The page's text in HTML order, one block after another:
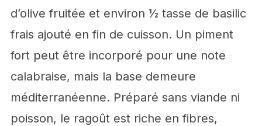
d’olive fruitée et environ ½ tasse de basilic
frais ajouté en fin de cuisson. Un piment
fort peut être incorporé pour une note
calabraise, mais la base demeure
méditerranéenne. Préparé sans viande ni
poisson, le ragoût est riche en fibres,